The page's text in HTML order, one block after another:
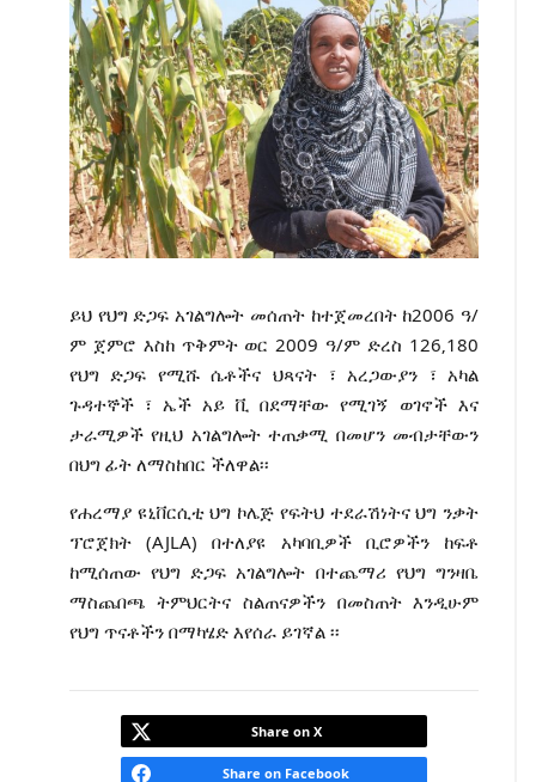
ይህ የህግ ድጋፍ አገልግሎት መሰጠት ከተጀመረበት ከ2006 ዓ/
ም ጀምሮ እስከ ጥቅምት ወር 2009 ዓ/ም ድረስ 126‚180
የህግ ድጋፍ የሚሹ ሴቶችና ህጻናት ፣ አረጋውያን ፣ አካል
ጉዳተኞች ፣ ኤች አይ ቪ በደማቸው የሚገኝ ወገኖች እና
ታራሚዎች የዚህ አገልግሎት ተጠቃሚ በመሆን መብታቸውን
በህግ ፊት ለማስከበር ችለዋል፡፡
የሐረማያ ዩኒቨርሲቲ ህግ ኮሌጅ የፍትህ ተደራሽነትና ህግ ንቃት
ፕሮጀክት (AJLA) በተለያዩ አካባቢዎች ቢሮዎችን ከፍቶ
ከሚሰጠው የህግ ድጋፍ አገልግሎት በተጨማሪ የህግ ግንዛቤ
ማስጨበጫ ትምህርትና ስልጠናዎችን በመስጠት እንዲሁም
የህግ ጥናቶችን በማካሄድ እየሰራ ይገኛል ፡፡
Share on X
Share on Facebook